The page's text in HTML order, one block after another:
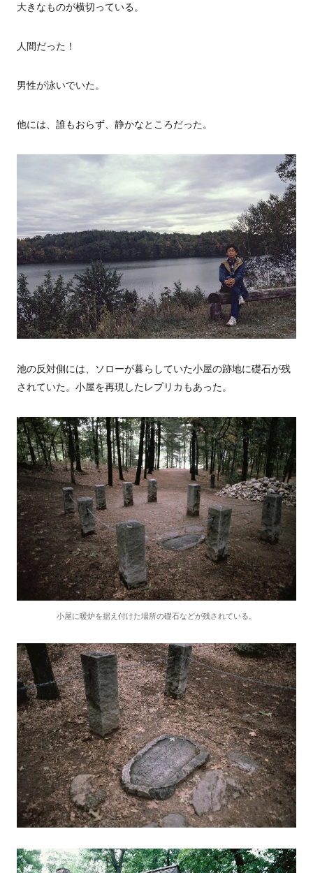
大きなものが横切っている。
人間だった！
男性が泳いでいた。
他には、誰もおらず、静かなところだった。
池の反対側には、ソローが暮らしていた小屋の跡地に礎石が残
されていた。小屋を再現したレプリカもあった。
小屋に暖炉を据え付けた場所の礎石などが残されている。